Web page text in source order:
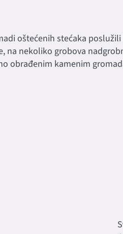
oštećenih stećaka
na nekoliko grobova
obrađenim kamenim